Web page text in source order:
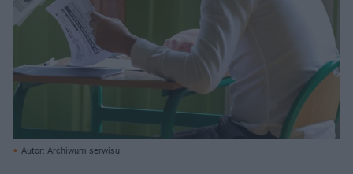
Autor: Archiwum serwisu